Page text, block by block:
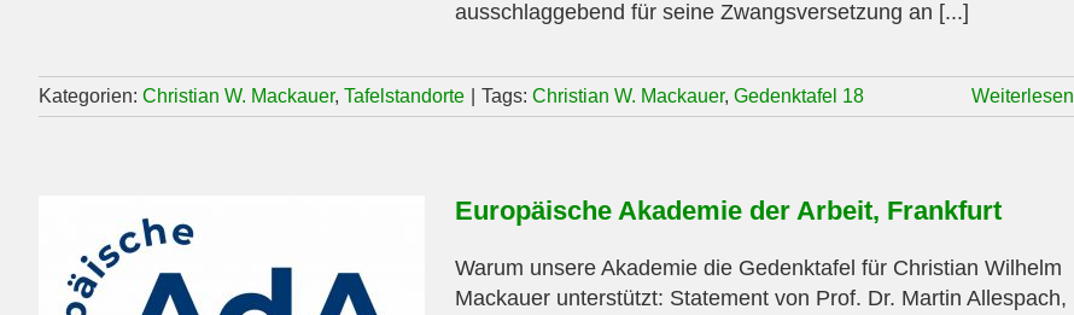
ausschlaggebend für seine Zwangsversetzung an [...]
Kategorien: Christian W. Mackauer, Tafelstandorte Tags: Christian W. Mackauer, Gedenktafel 18 Weiterlesen
Europäische Akademie der Arbeit, Frankfurt
Warum unsere Akademie die Gedenktafel für Christian Wilhelm
Mackauer unterstützt: Statement von Prof. Dr. Martin Allespach,